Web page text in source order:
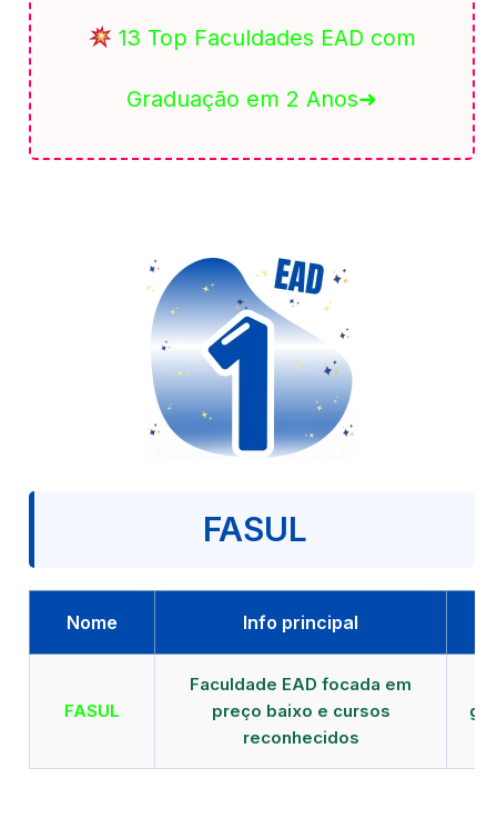
13 Top Faculdades EAD com
Graduação em 2 Anos➜
FASUL
Nome Info principal
FASUL
Faculdade EAD focada em
preço baixo e cursos
reconhecidos